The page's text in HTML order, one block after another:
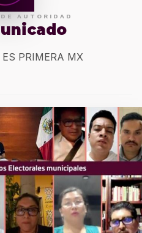
AUTORIDAD
PRIMERA MX